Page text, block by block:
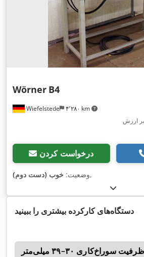
Wiefelstede ۴٬۲۸۰ km
Wörner B4
ارزش
درخواست کردن
وضعیت: خوب (دست دوم) ,
دستگاه‌های کارکرده بیشتری را ببینید
۳۰–۳۹ میلی‌متر